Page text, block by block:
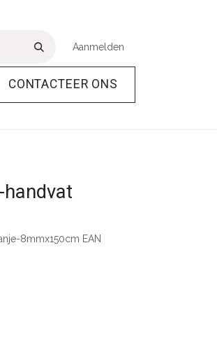
Aanmelden
CONTACTEER ONS
handvat
8mmx150cm EAN